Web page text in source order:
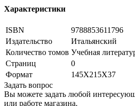
Характеристики
ISBN
9788853611796
Издательство
Итальянский
Количество томов Учебная
Страниц
0
Формат
145Х215Х37
Задать вопрос
Вы можете задать любой
или работе магазина.